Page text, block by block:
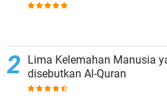
Lima Kelemahan Manusia
disebutkan Al-Quran